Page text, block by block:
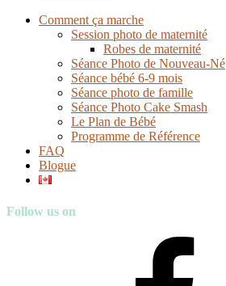
Comment ça marche
Session photo de maternité
Robes de maternité
Séance Photo de Nouveau-Né
Séance bébé 6-9 mois
Séance photo de famille
Séance Photo Cake Smash
Le Plan de Bébé
Programme de Référence
FAQ
Blogue
Follow us on